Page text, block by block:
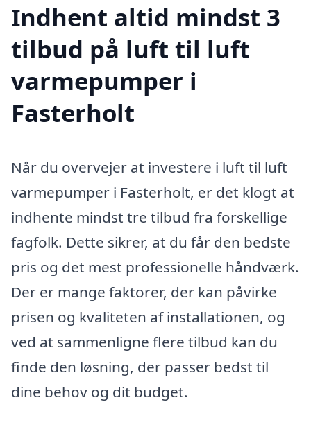
Indhent altid mindst 3
tilbud på luft til luft
varmepumper i
Fasterholt
Når du overvejer at investere i luft til luft
varmepumper i Fasterholt, er det klogt at
indhente mindst tre tilbud fra forskellige
fagfolk. Dette sikrer, at du får den bedste
pris og det mest professionelle håndværk.
Der er mange faktorer, der kan påvirke
prisen og kvaliteten af installationen, og
ved at sammenligne flere tilbud kan du
finde den løsning, der passer bedst til
dine behov og dit budget.